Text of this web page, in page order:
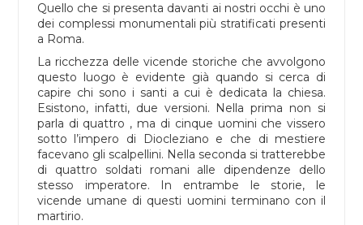
Quello che si presenta davanti ai nostri occhi è uno
dei complessi monumentali più stratificati presenti
a Roma.
La ricchezza delle vicende storiche che avvolgono
questo luogo è evidente già quando si cerca di
capire chi sono i santi a cui è dedicata la chiesa.
Esistono, infatti, due versioni. Nella prima non si
parla di quattro , ma di cinque uomini che vissero
sotto l’impero di Diocleziano e che di mestiere
facevano gli scalpellini. Nella seconda si tratterebbe
di quattro soldati romani alle dipendenze dello
stesso imperatore. In entrambe le storie, le
vicende umane di questi uomini terminano con il
martirio.